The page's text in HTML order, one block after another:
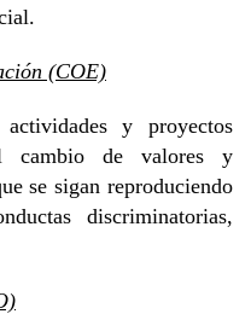
(COE)
y proyectos
cambio de valores y
se sigan reproduciendo
discriminatorias,